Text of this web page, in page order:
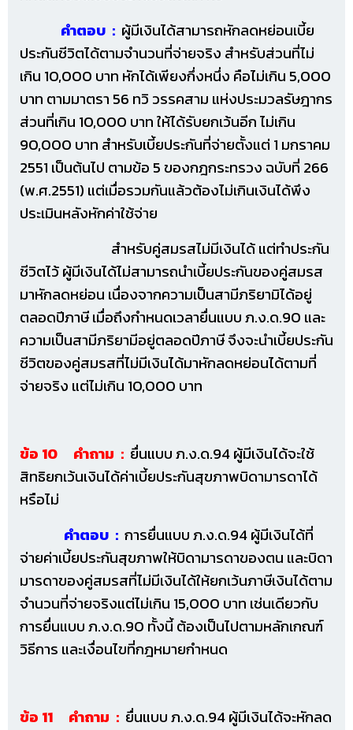
คำตอบ : ผู้มีเงินได้สามารถหักลดหย่อนเบี้ย
ประกันชีวิตได้ตามจำนวนที่จ่ายจริง สำหรับส่วนที่ไม่
เกิน 10,000 บาท หักได้เพียงกึ่งหนึ่ง คือไม่เกิน 5,000
บาท ตามมาตรา 56 ทวิ วรรคสาม แห่งประมวลรัษฎากร
ส่วนที่เกิน 10,000 บาท ให้ได้รับยกเว้นอีก ไม่เกิน
90,000 บาท สำหรับเบี้ยประกันที่จ่ายตั้งแต่ 1 มกราคม
2551 เป็นต้นไป ตามข้อ 5 ของกฎกระทรวง ฉบับที่ 266
(พ.ศ.2551) แต่เมื่อรวมกันแล้วต้องไม่เกินเงินได้พึง
ประเมินหลังหักค่าใช้จ่าย
สำหรับคู่สมรสไม่มีเงินได้ แต่ทำประกัน
ชีวิตไว้ ผู้มีเงินได้ไม่สามารถนำเบี้ยประกันของคู่สมรส
มาหักลดหย่อน เนื่องจากความเป็นสามีภริยามิได้อยู่
ตลอดปีภาษี เมื่อถึงกำหนดเวลายื่นแบบ ภ.ง.ด.90 และ
ความเป็นสามีภริยามีอยู่ตลอดปีภาษี จึงจะนำเบี้ยประกัน
ชีวิตของคู่สมรสที่ไม่มีเงินได้มาหักลดหย่อนได้ตามที่
จ่ายจริง แต่ไม่เกิน 10,000 บาท
ข้อ 10 คำถาม : ยื่นแบบ ภ.ง.ด.94 ผู้มีเงินได้จะใช้
สิทธิยกเว้นเงินได้ค่าเบี้ยประกันสุขภาพบิดามารดาได้
หรือไม่
คำตอบ : การยื่นแบบ ภ.ง.ด.94 ผู้มีเงินได้ที่
จ่ายค่าเบี้ยประกันสุขภาพให้บิดามารดาของตน และบิดา
มารดาของคู่สมรสที่ไม่มีเงินได้ให้ยกเว้นภาษีเงินได้ตาม
จำนวนที่จ่ายจริงแต่ไม่เกิน 15,000 บาท เช่นเดียวกับ
การยื่นแบบ ภ.ง.ด.90 ทั้งนี้ ต้องเป็นไปตามหลักเกณฑ์
วิธีการ และเงื่อนไขที่กฎหมายกำหนด
ข้อ 11 คำถาม : ยื่นแบบ ภ.ง.ด.94 ผู้มีเงินได้จะหักลด